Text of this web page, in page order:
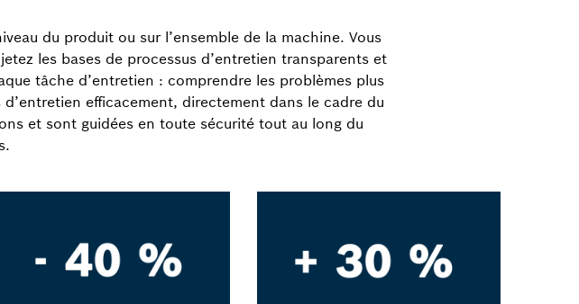
du produit ou sur l’ensemble de la machine. Vous
les bases de processus d’entretien transparents et
tâche d’entretien : comprendre les problèmes plus
efficacement, directement dans le cadre du
et sont guidées en toute sécurité tout au long du